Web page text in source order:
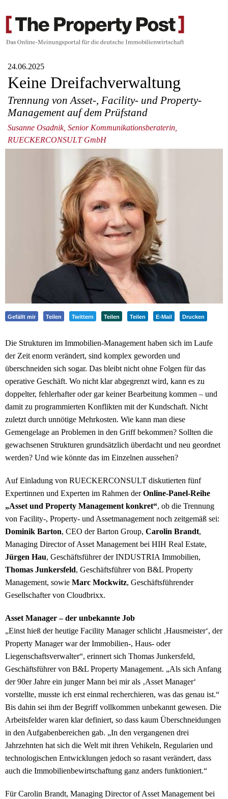
24.06.2025
Keine Dreifachverwaltung
Trennung von Asset-, Facility- und Property-
Management auf dem Prüfstand
Susanne Osadnik, Senior Kommunikationsberaterin,
RUECKERCONSULT GmbH
Gefällt mir Teilen Twittern Teilen Teilen E-Mail Drucken
Die Strukturen im Immobilien-Management haben sich im Laufe
der Zeit enorm verändert, sind komplex geworden und
überschneiden sich sogar. Das bleibt nicht ohne Folgen für das
operative Geschäft. Wo nicht klar abgegrenzt wird, kann es zu
doppelter, fehlerhafter oder gar keiner Bearbeitung kommen – und
damit zu programmierten Konflikten mit der Kundschaft. Nicht
zuletzt durch unnötige Mehrkosten. Wie kann man diese
Gemengelage an Problemen in den Griff bekommen? Sollten die
gewachsenen Strukturen grundsätzlich überdacht und neu geordnet
werden? Und wie könnte das im Einzelnen aussehen?
Auf Einladung von RUECKERCONSULT diskutierten fünf
Expertinnen und Experten im Rahmen derOnline-Panel-Reihe
„Asset und Property Management konkret“, ob die Trennung
von Facility-, Property- und Assetmanagement noch zeitgemäß sei:
Dominik Barton, CEO der Barton Group, Carolin Brandt,
Managing Director of Asset Management bei HIH Real Estate,
Jürgen Hau, Geschäftsführer der INDUSTRIA Immobilien,
Thomas Junkersfeld, Geschäftsführer von B&L Property
Management, sowie Marc Mockwitz, Geschäftsführender
Gesellschafter von Cloudbrixx.
Asset Manager – der unbekannte Job
„Einst hieß der heutige Facility Manager schlicht ‚Hausmeister‘, der
Property Manager war der Immobilien-, Haus- oder
Liegenschaftsverwalter“, erinnert sich Thomas Junkersfeld,
Geschäftsführer von B&L Property Management. „Als sich Anfang
der 90er Jahre ein junger Mann bei mir als ‚Asset Manager‘
vorstellte, musste ich erst einmal recherchieren, was das genau ist.“
Bis dahin sei ihm der Begriff vollkommen unbekannt gewesen. Die
Arbeitsfelder waren klar definiert, so dass kaum Überschneidungen
in den Aufgabenbereichen gab. „In den vergangenen drei
Jahrzehnten hat sich die Welt mit ihren Vehikeln, Regularien und
technologischen Entwicklungen jedoch so rasant verändert, dass
auch die Immobilienbewirtschaftung ganz anders funktioniert.“
Für Carolin Brandt, Managing Director of Asset Management bei